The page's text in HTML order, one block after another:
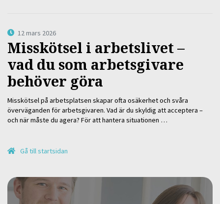
12 mars 2026
Misskötsel i arbetslivet –
vad du som arbetsgivare
behöver göra
Misskötsel på arbetsplatsen skapar ofta osäkerhet och svåra
överväganden för arbetsgivaren. Vad är du skyldig att acceptera –
och när måste du agera? För att hantera situationen …
Gå till startsidan